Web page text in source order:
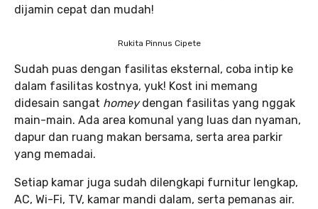
dijamin cepat dan mudah!
Rukita Pinnus Cipete
Sudah puas dengan fasilitas eksternal, coba intip ke
dalam fasilitas kostnya, yuk! Kost ini memang
didesain sangat homeydengan fasilitas yang nggak
main-main. Ada area komunal yang luas dan nyaman,
dapur dan ruang makan bersama, serta area parkir
yang memadai.
Setiap kamar juga sudah dilengkapi furnitur lengkap,
AC, Wi-Fi, TV, kamar mandi dalam, serta pemanas air.